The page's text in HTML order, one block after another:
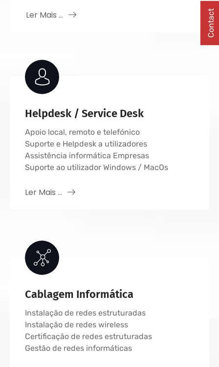
Ler Mais ...
Helpdesk / Service Desk
Apoio local, remoto e telefónico
Suporte e Helpdesk a utilizadores
Assistência informática Empresas
Suporte ao utilizador Windows / MacOs
Ler Mais ...
Cablagem Informática
Instalação de redes estruturadas
Instalação de redes wireless
Certificação de redes estruturadas
Gestão de redes informáticas
Contact